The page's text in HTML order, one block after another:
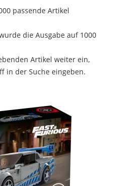
passende Artikel
die Ausgabe auf 1000
Artikel weiter ein,
in der Suche eingeben.